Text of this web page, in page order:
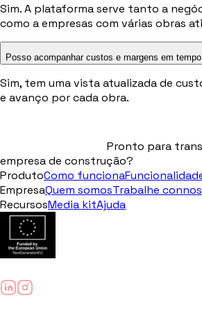
Sim. A plataforma serve tanto a
como a empresas com várias obras
Posso acompanhar custos e margens em
Sim, tem uma vista atualizada de
e avanço por cada obra.
Pronto para
empresa de construção?
ProdutoComo funciona
EmpresaQuem somosTrabalhe
RecursosMedia kitAjuda